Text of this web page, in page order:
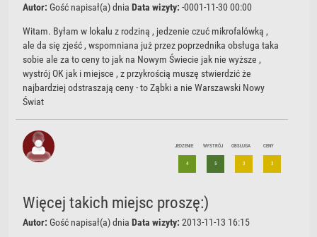
Autor: Gość napisał(a) dniaData wizyty:-0001-11-30 00:00
Witam. Byłam w lokalu z rodziną , jedzenie czuć mikrofalówką ,
ale da się zjeść , wspomniana już przez poprzednika obsługa taka
sobie ale za to ceny to jak na Nowym Świecie jak nie wyższe ,
wystrój OK jak i miejsce , z przykrością muszę stwierdzić że
najbardziej odstraszają ceny - to Ząbki a nie Warszawski Nowy
Świat
JEDZENIE
4
WYSTRÓJ
5
OBSŁUGA
3
CENY
3
Więcej takich miejsc proszę:)
Autor: Gość napisał(a) dniaData wizyty:2013-11-13 16:15